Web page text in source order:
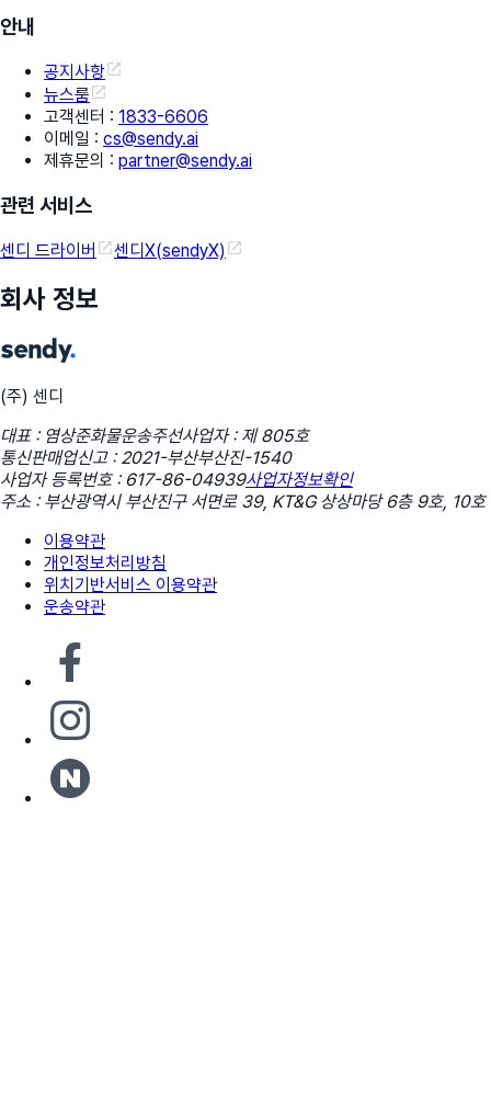
안내
공지사항
뉴스룸
고객센터 : 1833-6606
이메일 : cs@sendy.ai
제휴문의 : partner@sendy.ai
관련 서비스
센디 드라이버 센디X(sendyX)
회사 정보
(주) 센디
대표 : 염상준화물운송주선사업자 : 제 805호
통신판매업신고 : 2021-부산부산진-1540
사업자 등록번호 : 617-86-04939사업자정보확인
주소 : 부산광역시 부산진구 서면로 39, KT&G 상상마당 6층 9호, 10호
이용약관
개인정보처리방침
위치기반서비스 이용약관
운송약관